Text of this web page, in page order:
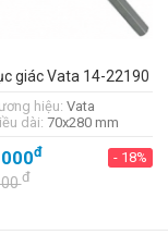
giác Vata 14-22190
hiệu: Vata
dài: 70x280 mm
đ - 18%
đ